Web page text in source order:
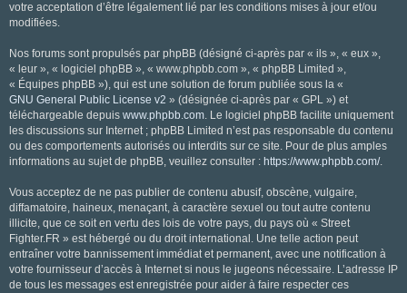
votre acceptation d’être légalement lié par les conditions mises à jour et/ou
modifiées.
Nos forums sont propulsés par phpBB (désigné ci-après par « ils », « eux »,
« leur », « logiciel phpBB », « www.phpbb.com », « phpBB Limited »,
« Équipes phpBB »), qui est une solution de forum publiée sous la «
GNU General Public License v2 » (désignée ci-après par « GPL ») et
téléchargeable depuis www.phpbb.com. Le logiciel phpBB facilite uniquement
les discussions sur Internet ; phpBB Limited n’est pas responsable du contenu
ou des comportements autorisés ou interdits sur ce site. Pour de plus amples
informations au sujet de phpBB, veuillez consulter : https://www.phpbb.com/.
Vous acceptez de ne pas publier de contenu abusif, obscène, vulgaire,
diffamatoire, haineux, menaçant, à caractère sexuel ou tout autre contenu
illicite, que ce soit en vertu des lois de votre pays, du pays où « Street
Fighter.FR » est hébergé ou du droit international. Une telle action peut
entraîner votre bannissement immédiat et permanent, avec une notification à
votre fournisseur d’accès à Internet si nous le jugeons nécessaire. L’adresse IP
de tous les messages est enregistrée pour aider à faire respecter ces